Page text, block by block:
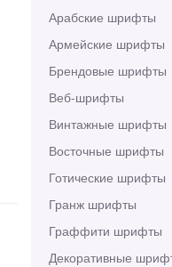
Арабские шрифты
Армейские шрифты
Брендовые шрифты
Веб-шрифты
Винтажные шрифты
Восточные шрифты
Готические шрифты
Гранж шрифты
Граффити шрифты
Декоративные